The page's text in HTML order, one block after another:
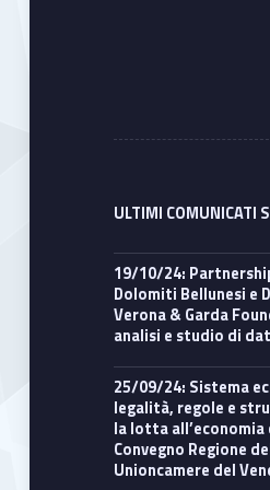
ULTIMI COMUNICATI
19/10/24: Partnership con DMO
Dolomiti Bellunesi e
Verona & Garda
analisi e studio di
25/09/24: Sistema economico e
legalità, regole e
la lotta all’economia
Convegno Regione
Unioncamere del